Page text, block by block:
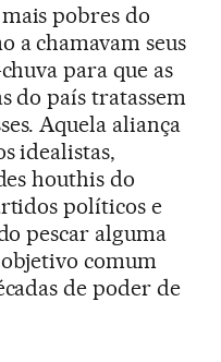
pobres do
a chamavam seus
para que as
do país tratassem
Aquela aliança
idealistas,
houthis do
políticos e
pescar alguma
comum
de poder de